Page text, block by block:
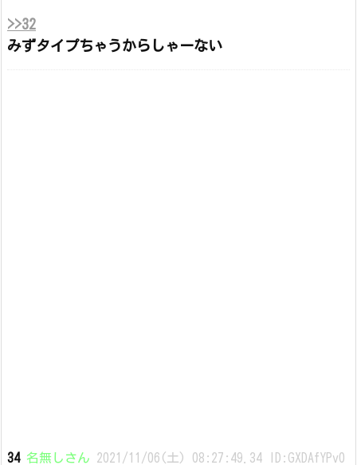
>>32
みずタイプちゃうからしゃーない
34 名無しさん 2021/11/06(土) 08:27:49.34 ID:GXDAfYPv0